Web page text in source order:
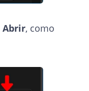
Abrir, como